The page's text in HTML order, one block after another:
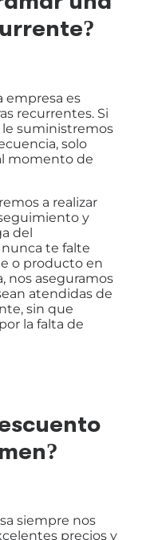
empresa es
recurrentes. Si
suministremos
solo
momento de
a realizar
y
del
te falte
o producto en
nos aseguramos
atendidas de
sin que
la falta de
siempre nos
precios y